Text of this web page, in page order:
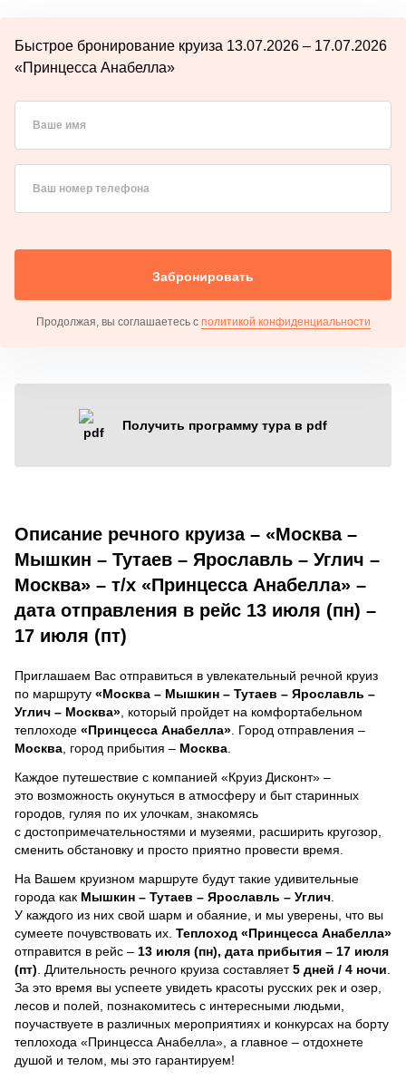
Быстрое бронирование круиза 13.07.2026 – 17.07.2026
«Принцесса Анабелла»
Ваше имя
Ваш номер телефона
Забронировать
Продолжая, вы соглашаетесь с политикой конфиденциальности
Получить программу тура в pdf
Описание речного круиза – «Москва –
Мышкин – Тутаев – Ярославль – Углич –
Москва» – т/х «Принцесса Анабелла» –
дата отправления в рейс 13 июля (пн) –
17 июля (пт)
Приглашаем Вас отправиться в увлекательный речной круиз
по маршруту «Москва – Мышкин – Тутаев – Ярославль –
Углич – Москва» , который пройдет на комфортабельном
теплоходе «Принцесса Анабелла» . Город отправления –
Москва , город прибытия – Москва
Каждое путешествие с компанией «Круиз Дисконт» –
это возможность окунуться в атмосферу и быт старинных
городов, гуляя по их улочкам, знакомясь
с достопримечательностями и музеями, расширить кругозор,
сменить обстановку и просто приятно провести время.
На Вашем круизном маршруте будут такие удивительные
города как Мышкин – Тутаев – Ярославль – Углич
У каждого из них свой шарм и обаяние, и мы уверены, что вы
сумеете почувствовать их. Теплоход «Принцесса Анабелла»
отправится в рейс – 13 июля (пн), дата прибытия – 17 июля
(пт) . Длительность речного круиза составляет5 дней / 4 ночи
За это время вы успеете увидеть красоты русских рек и озер,
лесов и полей, познакомитесь с интересными людьми,
поучаствуете в различных мероприятиях и конкурсах на борту
теплохода «Принцесса Анабелла», а главное – отдохнете
душой и телом, мы это гарантируем!